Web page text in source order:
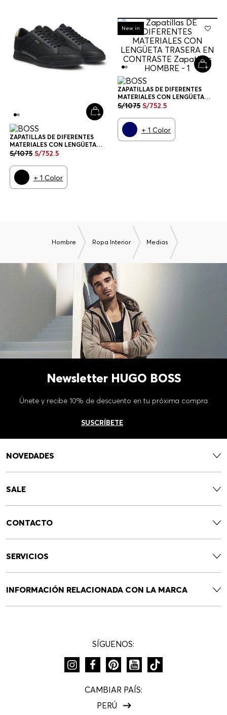
ZAPATILLAS DE DIFERENTES
MATERIALES CON LENGÜETA
TRASERA EN CONTRASTE
S/1075 S/752.5
+1 Color
-30%
New in
ZAPATILLAS DE DIFERENTES
MATERIALES CON LENGÜETA
TRASERA EN CONTRASTE
S/1075 S/752.5
+ 1 Color
Hombre Ropa Interior Medias
Newsletter HUGO BOSS
Únete y recibe 10% de descuento en tu próxima compra
SUSCRÍBETE
NOVEDADES
SALE
CONTACTO
SERVICIOS
INFORMACIÓN RELACIONADA CON LA MARCA
SÍGUENOS:
CAMBIAR PAÍS:
PERÚ